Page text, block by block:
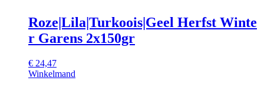
Roze|Lila|Turkoois|Geel Herfst Winte
r Garens 2x150gr
€ 24,47
Winkelmand